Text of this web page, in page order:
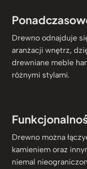
Drewno odnajduje
aranżacji wnętrz,
drewniane meble
różnymi stylami.
Drewno można
kamieniem oraz
niemal